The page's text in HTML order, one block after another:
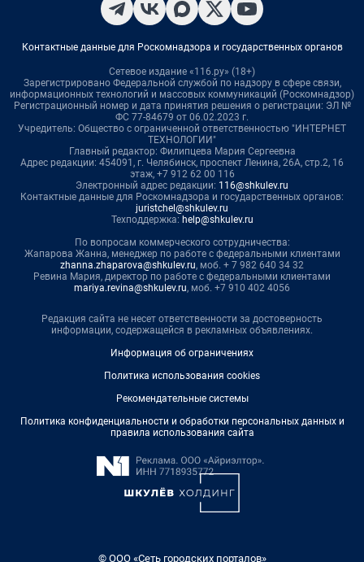
Контактные данные для Роскомнадзора и государственных органов
Сетевое издание «116.ру» (18+)
Зарегистрировано Федеральной службой по надзору в сфере связи,
информационных технологий и массовых коммуникаций (Роскомнадзор)
Регистрационный номер и дата принятия решения о регистрации: ЭЛ №
ФС 77-84679 от 06.02.2023 г.
Учредитель: Общество с ограниченной ответственностью "ИНТЕРНЕТ
ТЕХНОЛОГИИ"
Главный редактор: Филипцева Мария Сергеевна
Адрес редакции: 454091, г. Челябинск, проспект Ленина, 26А, стр.2, 16
этаж, +7 912 62 00 116
Электронный адрес редакции: 116@shkulev.ru
Контактные данные для Роскомнадзора и государственных органов:
juristchel@shkulev.ru
Техподдержка: help@shkulev.ru
По вопросам коммерческого сотрудничества:
Жапарова Жанна, менеджер по работе с федеральными клиентами
zhanna.zhaparova@shkulev.ru, моб. + 7 982 640 34 32
Ревина Мария, директор по работе с федеральными клиентами
mariya.revina@shkulev.ru, моб. +7 910 402 4056
Редакция сайта не несет ответственности за достоверность
информации, содержащейся в рекламных объявлениях.
Информация об ограничениях
Политика использования cookies
Рекомендательные системы
Политика конфиденциальности и обработки персональных данных и
правила использования сайта
© ООО «Сеть городских порталов»